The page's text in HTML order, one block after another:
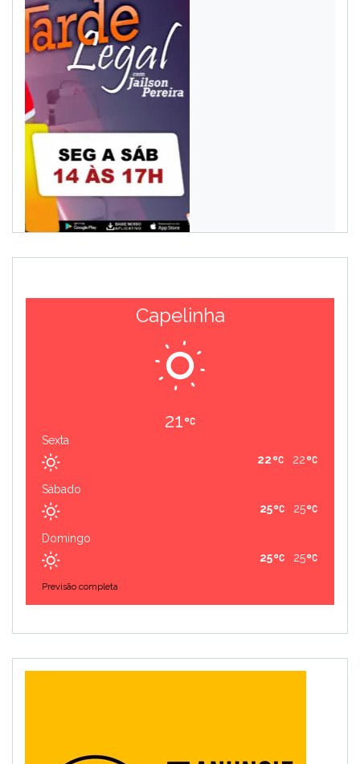
Capelinha
21
Sexta
22
22
Sábado
25
25
Domingo
25
25
Previsão completa